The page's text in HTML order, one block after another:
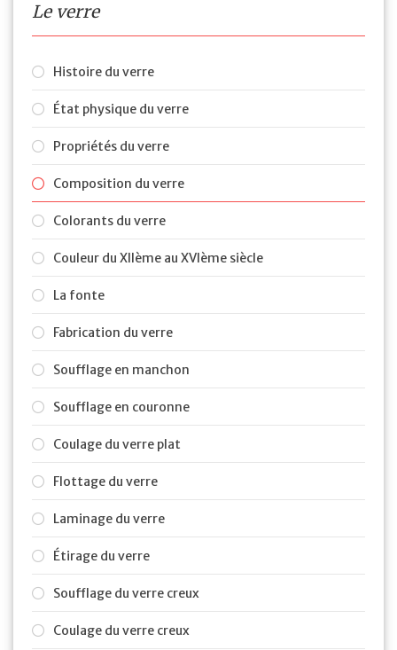
Le verre
Histoire du verre
État physique du verre
Propriétés du verre
Composition du verre
Colorants du verre
Couleur du XIIème au XVIème siècle
La fonte
Fabrication du verre
Soufflage en manchon
Soufflage en couronne
Coulage du verre plat
Flottage du verre
Laminage du verre
Étirage du verre
Soufflage du verre creux
Coulage du verre creux